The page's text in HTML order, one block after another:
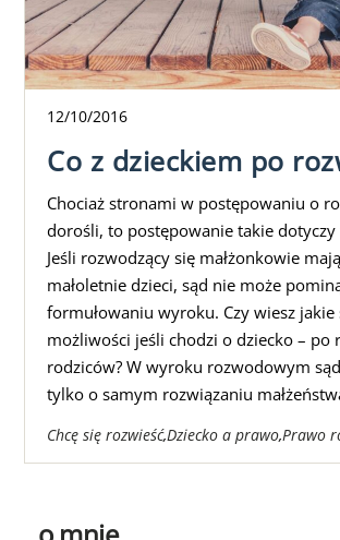
12/10/2016
Co z dzieckiem po
Chociaż stronami w postępowaniu o
dorośli, to postępowanie takie dotyczy
Jeśli rozwodzący się małżonkowie
małoletnie dzieci, sąd nie może
formułowaniu wyroku. Czy wiesz jakie
możliwości jeśli chodzi o dziecko – po
rodziców? W wyroku rozwodowym
tylko o samym rozwiązaniu
Chcę się rozwieść,Dziecko a prawo,Prawo